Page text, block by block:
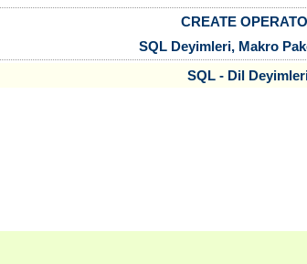
CREATE
SQL Deyimleri, Makro
SQL - Dil